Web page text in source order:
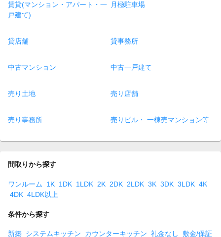
賃貸(マンション・アパート・一
戸建て)
月極駐車場
貸店舗 貸事務所
中古マンション 中古一戸建て
売り土地 売り店舗
売り事務所 売りビル・ 一棟売マンション等
間取りから探す
ワンルーム 1K 1DK 1LDK 2K 2DK 2LDK 3K 3DK 3LDK 4K
4DK 4LDK以上
条件から探す
新築 システムキッチン カウンターキッチン 礼金なし
敷金/保証